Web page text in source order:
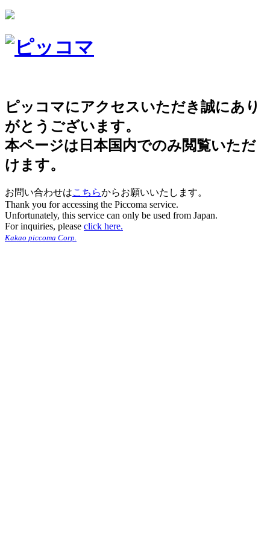
ピッコマにアクセスいただき誠にあり
がとうございます。
本ページは日本国内でのみ閲覧いただ
けます。
お問い合わせはこちらからお願いいたします。
Thank you for accessing the Piccoma service.
Unfortunately, this service can only be used from Japan.
For inquiries, please click here.
Kakao piccoma Corp.